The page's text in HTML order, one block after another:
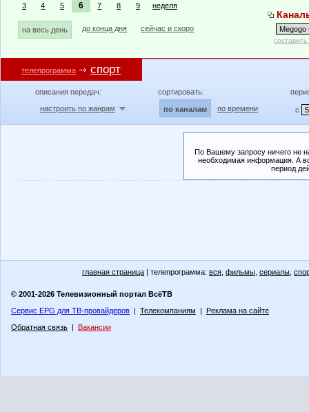
3 4 5 6 7 8 9 неделя
на весь день до конца дня сейчас и скоро
телепрограмма спорт
описания передач:
настроить по жанрам
сортировать:
по каналам по времени с
По Вашему запросу ничего не
необходимая информация. А
период
главная страница | телепрограмма: вся фильмы сериалы
© 2001-2026 Телевизионный портал ВсёТВ
Сервис EPG для ТВ-провайдеров | Телекомпаниям | Реклама на сайте
Обратная связь | Вакансии